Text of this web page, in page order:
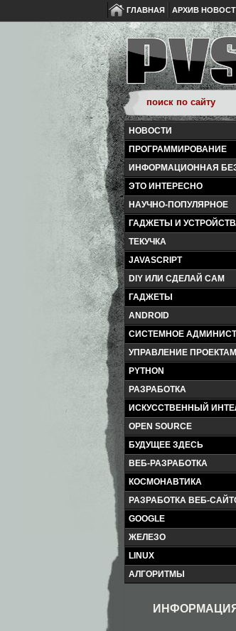
ГЛАВНАЯ АРХИВ
НОВОСТИ
ПРОГРАММИРОВАНИЕ
ИНФОРМАЦИОННАЯ
ЭТО ИНТЕРЕСНО
НАУЧНО-ПОПУЛЯРНОЕ
ГАДЖЕТЫ И
ТЕКУЧКА
JAVASCRIPT
DIY ИЛИ СДЕЛАЙ САМ
ГАДЖЕТЫ
ANDROID
СИСТЕМНОЕ
УПРАВЛЕНИЕ
PYTHON
РАЗРАБОТКА
ИСКУССТВЕННЫЙ
OPEN SOURCE
БУДУЩЕЕ ЗДЕСЬ
ВЕБ-РАЗРАБОТКА
КОСМОНАВТИКА
РАЗРАБОТКА ВЕБ-
GOOGLE
ЖЕЛЕЗО
LINUX
АЛГОРИТМЫ
ИНФОРМАЦИЯ